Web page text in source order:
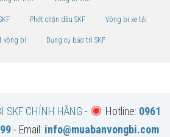
Phớt chặn dầu SKF Vòng bi xe tải
vòng bi Dụng cụ bảo trì SKF
SKF CHÍNH HÃNG - Hotline: 0961
- Email: info@muabanvongbi.com